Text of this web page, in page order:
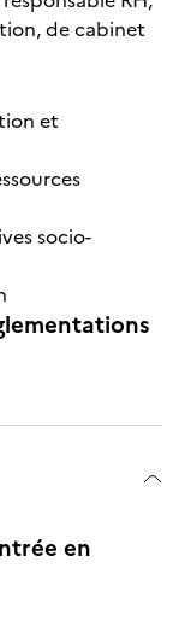
de cabinet
et
socio-
en